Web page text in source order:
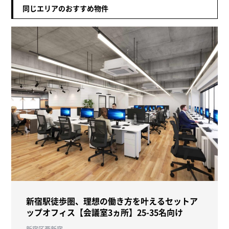
同じエリアのおすすめ物件
新宿駅徒歩圏、理想の働き方を叶えるセットア
ップオフィス【会議室3ヵ所】25-35名向け